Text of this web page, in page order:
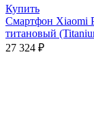
Купить
Смартфон Xiaomi
титановый
27 324 ₽